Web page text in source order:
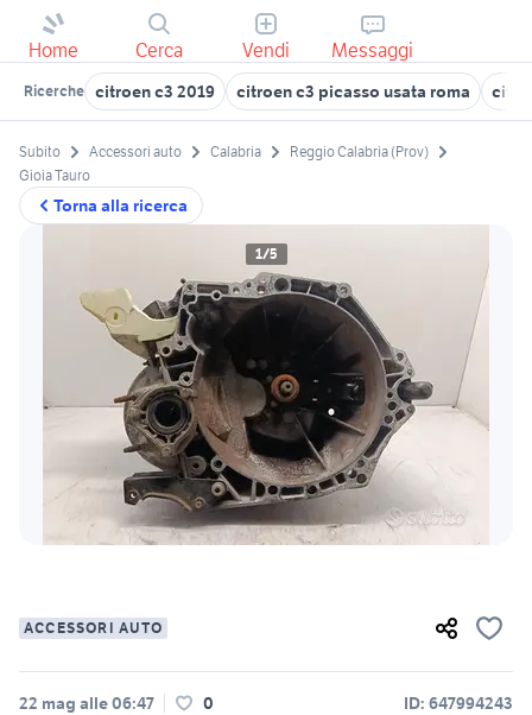
Home Cerca Vendi Messaggi
Ricerche citroen c3 2019 citroen c3 picasso usata roma
Torna alla ricerca
Subito Accessori auto Calabria
Reggio Calabria (Prov)
Gioia Tauro
1/5
ACCESSORI AUTO
22 mag alle 06:47 0 ID: 647994243